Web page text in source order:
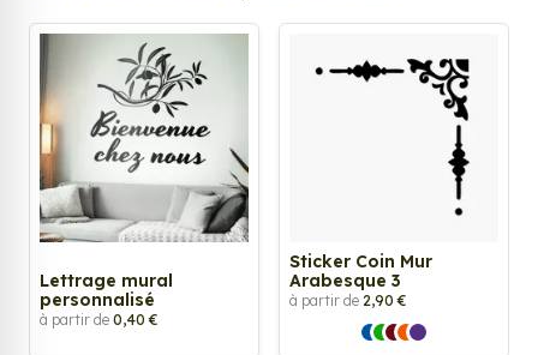
Lettrage mural
personnalisé
à partir de 0,40 €
Sticker Coin Mur
Arabesque 3
à partir de 2,90 €